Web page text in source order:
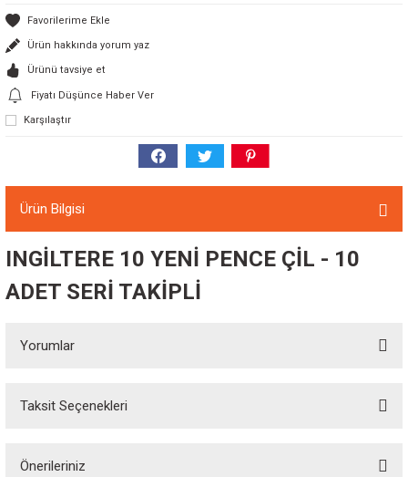
Ürün hakkında yorum yaz
Ürünü tavsiye et
Fiyatı Düşünce Haber Ver
Karşılaştır
Ürün Bilgisi
INGİLTERE 10 YENİ PENCE ÇİL - 10
ADET SERİ TAKİPLİ
Yorumlar
Taksit Seçenekleri
Önerileriniz